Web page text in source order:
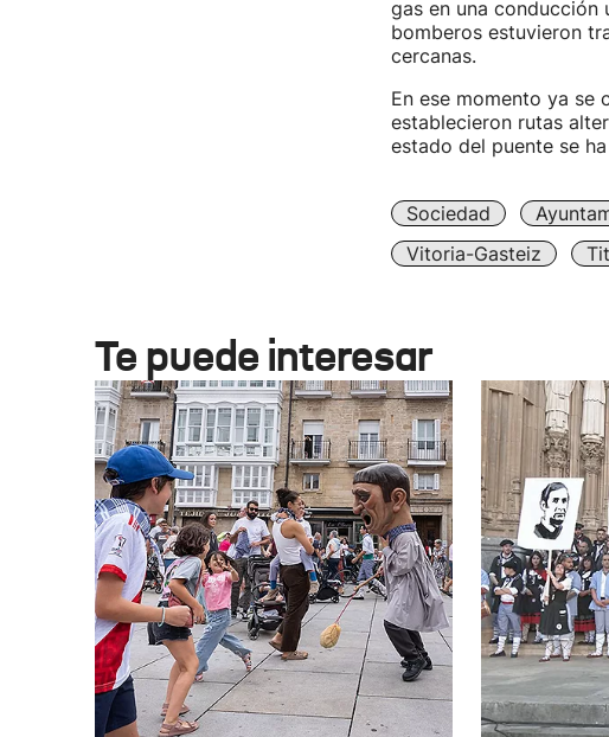
gas en una conducción
bomberos estuvieron
cercanas.
En ese momento ya
establecieron rutas
estado del puente se
Sociedad
Vitoria-Gasteiz
Te puede interesar